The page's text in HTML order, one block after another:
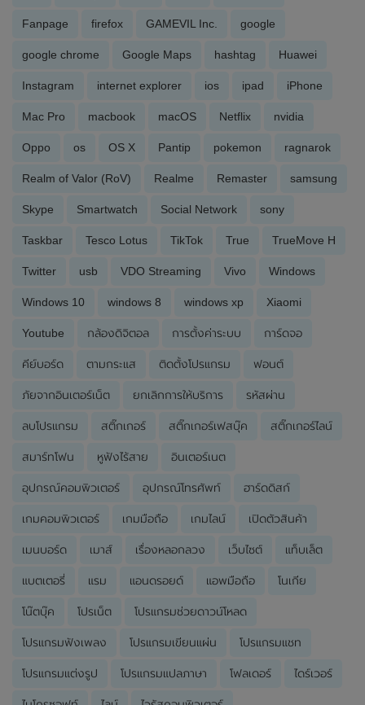
Fanpage firefox GAMEVIL Inc. google
google chrome Google Maps hashtag Huawei
Instagram internet explorer ios ipad iPhone
Mac Pro macbook macOS Netflix nvidia
Oppo os OS X Pantip pokemon ragnarok
Realm of Valor (RoV) Realme Remaster samsung
Skype Smartwatch Social Network sony
Taskbar Tesco Lotus TikTok True TrueMove H
Twitter usb VDO Streaming Vivo Windows
Windows 10 windows 8 windows xp Xiaomi
Youtube กล้องดิจิตอล การตั้งค่าระบบ การ์ดจอ
คีย์บอร์ด ตามกระแส ติดตั้งโปรแกรม ฟอนต์
ภัยจากอินเตอร์เน็ต ยกเลิกการให้บริการ รหัสผ่าน
ลบโปรแกรม สติ๊กเกอร์ สติ๊กเกอร์เฟสบุ๊ค สติ๊กเกอร์ไลน์
สมาร์ทโฟน หูฟังไร้สาย อินเตอร์เนต
อุปกรณ์คอมพิวเตอร์ อุปกรณ์โทรศัพท์ ฮาร์ดดิสก์
เกมคอมพิวเตอร์ เกมมือถือ เกมไลน์ เปิดตัวสินค้า
เมนบอร์ด เมาส์ เรื่องหลอกลวง เว็บไซต์ แท็บเล็ต
แบตเตอรี่ แรม แอนดรอยด์ แอพมือถือ โนเกีย
โน๊ตบุ๊ค โปรเน็ต โปรแกรมช่วยดาวน์โหลด
โปรแกรมฟังเพลง โปรแกรมเขียนแผ่น โปรแกรมแชท
โปรแกรมแต่งรูป โปรแกรมแปลภาษา โฟลเดอร์ ไดร์เวอร์